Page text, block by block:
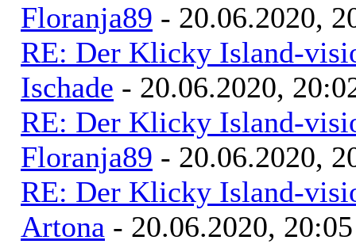
Floranja89 - 20.06.2020,
RE: Der Klicky Island-
Ischade - 20.06.2020,
RE: Der Klicky Island-
Floranja89 - 20.06.2020,
RE: Der Klicky Island-
Artona - 20.06.2020, 20:05